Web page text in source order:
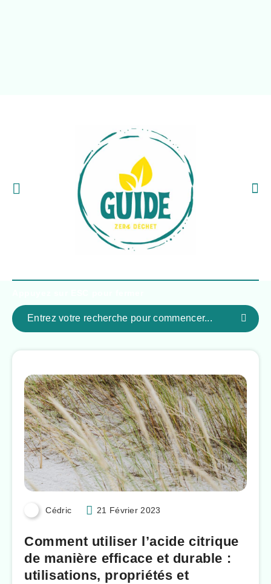
Cédric 21 Février 2023
Comment utiliser l’acide citrique
de manière efficace et durable :
utilisations, propriétés et